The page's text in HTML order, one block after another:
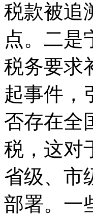
税款被追
点。二是
税务要求
起事件，
否存在全
税，这对
省级、市
部署。一